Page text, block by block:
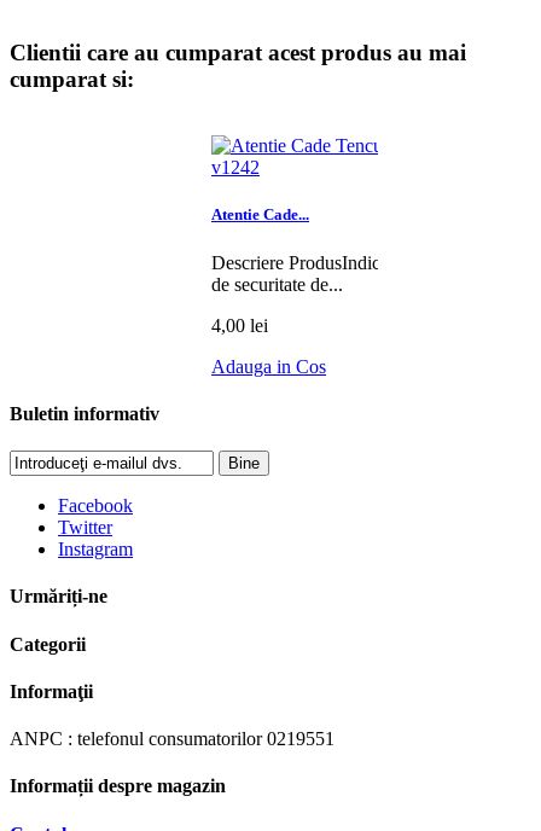
Clientii care au cumparat acest produs au mai
cumparat si:
Atentie Cade...
Descriere ProdusIndicator
de securitate de...
4,00 lei
Adauga in Cos
Buletin informativ
Bine
Facebook
Twitter
Instagram
Urmăriți-ne
Categorii
Informaţii
ANPC : telefonul consumatorilor 0219551
Informații despre magazin